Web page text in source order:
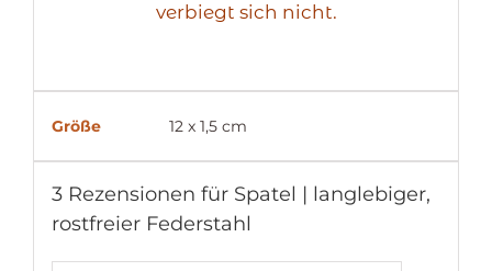
verbiegt sich nicht.
Größe 12 x 1,5 cm
3 Rezensionen für Spatel | langlebiger,
rostfreier Federstahl